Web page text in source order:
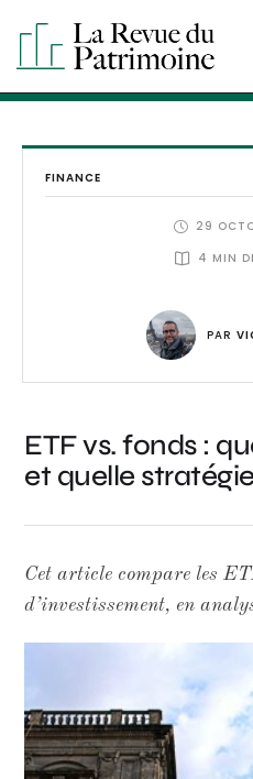
FINANCE
29
4 MIN
PAR
ETF vs. fonds :
et quelle
Cet article compare les
d’investissement, en
Découvrez laquelle de ces
passive et gestion active
vos objectifs, que ce soit
diversification ou une